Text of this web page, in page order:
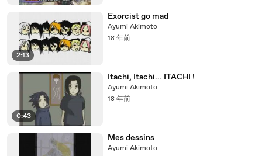
2:13
Exorcist go mad
Ayumi Akimoto
18 年前
0:43
Itachi, Itachi... ITACHI !
Ayumi Akimoto
18 年前
Mes dessins
Ayumi Akimoto